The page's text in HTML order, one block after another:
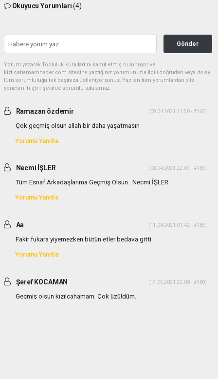
Okuyucu Yorumları(4)
Gönder
Yorum yazarak Topluluk Kuralları’nı kabul etmiş bulunuyor ve
kizilcahamamhaber.com sitesine yaptığınız yorumunuzla ilgili doğrudan veya dolaylı
tüm sorumluluğu tek başınıza üstleniyorsunuz. Yazılan tüm yorumlardan site
yönetimi hiçbir şekilde sorumlu tutulamaz.
Ramazan özdemir (08.04.2021 11:50 - #162)
Çok geçmiş olsun allah bir daha yaşatmasın
Yorumu Yanıtla
Necmi İŞLER (08.04.2021 22:09 - #163)
Tüm Esnaf Arkadaşlarıma Geçmiş Olsun . Necmi İŞLER
Yorumu Yanıtla
Aa (11.04.2021 01:42 - #165)
Fakir fukara yiyemezken bütün etler bedava gitti
Yorumu Yanıtla
Şeref KOCAMAN (17.05.2021 22:08 - #180)
Geçmiş olsun kızılcahamam. Çok üzüldüm.